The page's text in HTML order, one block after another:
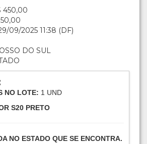
450,00
09/2025 11:38 (DF)
DO SUL
NO LOTE: 1 UND
S20 PRETO
NO ESTADO QUE SE ENCONTRA.